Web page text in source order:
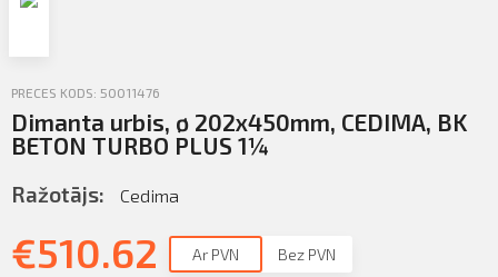
Sazināties
Iziet PIETEIKTIES
PRECES KODS: 50011476
Dimanta urbis, ø 202x450mm, CEDIMA, BK
BETON TURBO PLUS 1¼
Ražotājs: Cedima
€510.62 Ar PVN Bez PVN